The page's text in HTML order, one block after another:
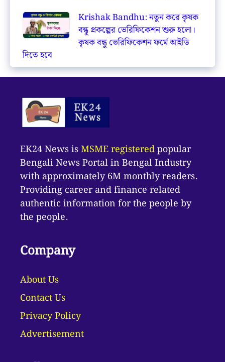
Krishak Bandhu: নতুন করে কৃষক
বন্ধু প্রকল্পের ভেরিফিকেশন শুরু হলো।
কৃষক বন্ধু ভেরিফিকেশন ফর্মে আইডি
দিতে হবে
EK24 News isMSME registeredpopular
Bengali News Portal in Bengal Industry
with approximately 6M monthly readers.
Providing career and finance related
authentic information for the people by
the people.
Company
About Us
Contact Us
Privacy Policy
Advertisement